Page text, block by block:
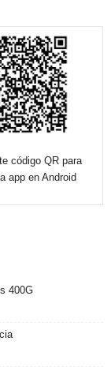
código QR para
app en Android
400G